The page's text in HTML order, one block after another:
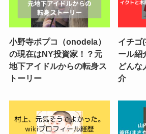
小野寺ポプコ（onodela）
の現在はNY投資家！？元
地下アイドルからの転身ス
トーリー
イチゴ
ール紹
どんな
介